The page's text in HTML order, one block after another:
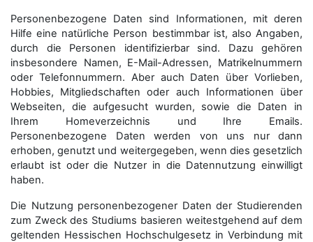
Personenbezogene Daten sind Informationen, mit deren
Hilfe eine natürliche Person bestimmbar ist, also Angaben,
durch die Personen identifizierbar sind. Dazu gehören
insbesondere Namen, E-Mail-Adressen, Matrikelnummern
oder Telefonnummern. Aber auch Daten über Vorlieben,
Hobbies, Mitgliedschaften oder auch Informationen über
Webseiten, die aufgesucht wurden, sowie die Daten in
Ihrem Homeverzeichnis und Ihre Emails.
Personenbezogene Daten werden von uns nur dann
erhoben, genutzt und weitergegeben, wenn dies gesetzlich
erlaubt ist oder die Nutzer in die Datennutzung einwilligt
haben.
Die Nutzung personenbezogener Daten der Studierenden
zum Zweck des Studiums basieren weitestgehend auf dem
geltenden Hessischen Hochschulgesetz in Verbindung mit